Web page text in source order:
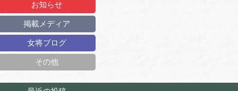
お知らせ
掲載メディア
女将ブログ
その他